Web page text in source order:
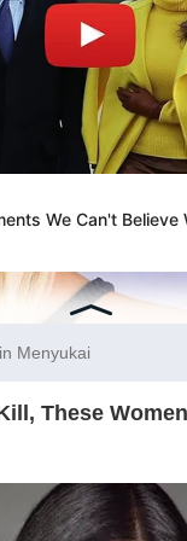
DISCLAIMER
We Can't Believe